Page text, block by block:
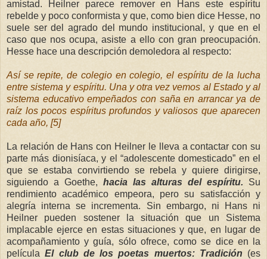
amistad. Heilner parece remover en Hans este espíritu
rebelde y poco conformista y que, como bien dice Hesse, no
suele ser del agrado del mundo institucional, y que en el
caso que nos ocupa, asiste a ello con gran preocupación.
Hesse hace una descripción demoledora al respecto:
Así se repite, de colegio en colegio, el espíritu de la lucha
entre sistema y espíritu. Una y otra vez vemos al Estado y al
sistema educativo empeñados con saña en arrancar ya de
raíz los pocos espíritus profundos y valiosos que aparecen
cada año, [5]
La relación de Hans con Heilner le lleva a contactar con su
parte más dionisíaca, y el “adolescente domesticado” en el
que se estaba convirtiendo se rebela y quiere dirigirse,
siguiendo a Goethe, hacia las alturas del espíritu. Su
rendimiento académico empeora, pero su satisfacción y
alegría interna se incrementa. Sin embargo, ni Hans ni
Heilner pueden sostener la situación que un Sistema
implacable ejerce en estas situaciones y que, en lugar de
acompañamiento y guía, sólo ofrece, como se dice en la
películaEl club de los poetas muertos: Tradición (es